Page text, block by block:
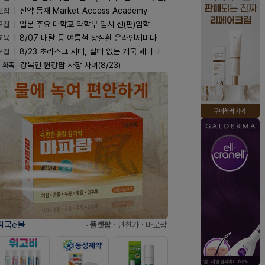
집
신약 등재 Market Access Academy
집
일본 주요 대학교 약학부 입시 신(편)입학
육
8/07 배탈 등 여름철 장질환 온라인세미나
집
8/23 초리스크 시대, 실패 없는 개국 세미나
화촉 강복인 원강팜 사장 차녀(8/23)
국e몰 · 플랫팜 · 편한가 · 바로팜